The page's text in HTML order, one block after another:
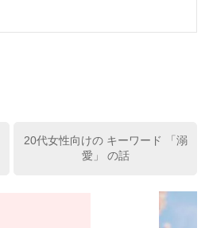
20代女性向けの キーワード 「溺
愛」 の話